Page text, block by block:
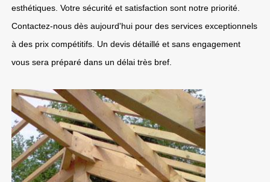
esthétiques. Votre sécurité et satisfaction sont notre priorité.
Contactez-nous dès aujourd'hui pour des services exceptionnels
à des prix compétitifs. Un devis détaillé et sans engagement
vous sera préparé dans un délai très bref.